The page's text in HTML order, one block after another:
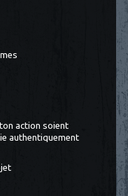
action soient
authentiquement